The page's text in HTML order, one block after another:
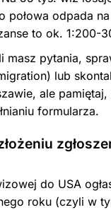
połowa odpada
to ok. 1:200-
masz pytania,
lub
ale
formularza.
do USA
roku (czyli w